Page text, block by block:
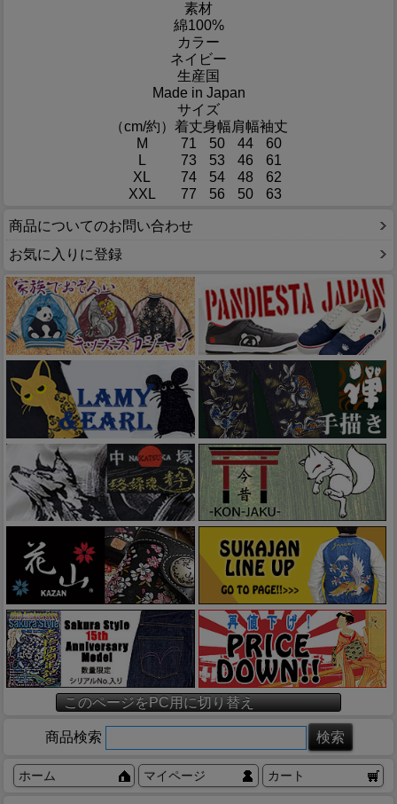
素材
綿100%
カラー
ネイビー
生産国
Made in Japan
サイズ
（cm/約） 着丈身幅肩幅袖丈
M
71 50 44
60
L
73 53 46
61
XL
74 54 48
62
XXL
77 56 50 63
商品についてのお問い合わせ
お気に入りに登録
このページをPC用に切り替え
商品検索
ホーム マイページ カート